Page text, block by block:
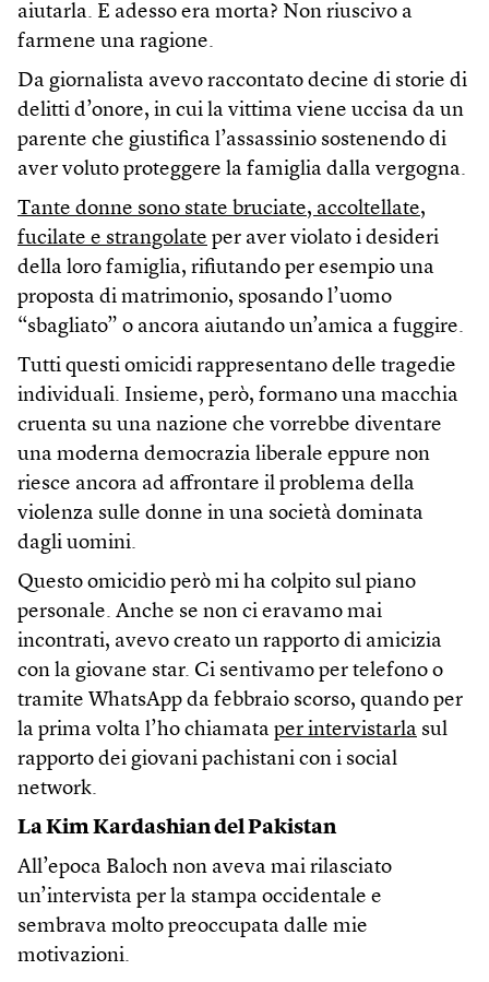
aiutarla. E adesso era morta? Non riuscivo a
farmene una ragione.
Da giornalista avevo raccontato decine di storie di
delitti d’onore, in cui la vittima viene uccisa da un
parente che giustifica l’assassinio sostenendo di
aver voluto proteggere la famiglia dalla vergogna.
Tante donne sono state bruciate, accoltellate,
fucilate e strangolate per aver violato i desideri
della loro famiglia, rifiutando per esempio una
proposta di matrimonio, sposando l’uomo
“sbagliato” o ancora aiutando un’amica a fuggire.
Tutti questi omicidi rappresentano delle tragedie
individuali. Insieme, però, formano una macchia
cruenta su una nazione che vorrebbe diventare
una moderna democrazia liberale eppure non
riesce ancora ad affrontare il problema della
violenza sulle donne in una società dominata
dagli uomini.
Questo omicidio però mi ha colpito sul piano
personale. Anche se non ci eravamo mai
incontrati, avevo creato un rapporto di amicizia
con la giovane star. Ci sentivamo per telefono o
tramite WhatsApp da febbraio scorso, quando per
la prima volta l’ho chiamata per intervistarla sul
rapporto dei giovani pachistani con i social
network.
La Kim Kardashian del Pakistan
All’epoca Baloch non aveva mai rilasciato
un’intervista per la stampa occidentale e
sembrava molto preoccupata dalle mie
motivazioni.